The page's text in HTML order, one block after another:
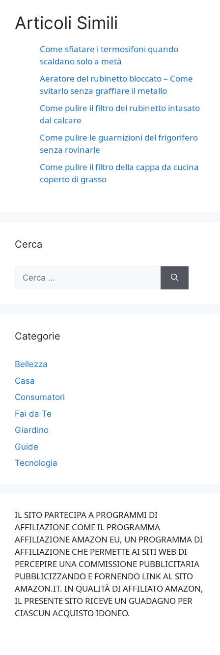
Articoli Simili
Come sfiatare i termosifoni quando
scaldano solo a metà
Aeratore del rubinetto bloccato – Come
svitarlo senza graffiare il metallo
Come pulire il filtro del rubinetto intasato
dal calcare
Come pulire le guarnizioni del frigorifero
senza rovinarle
Come pulire il filtro della cappa da cucina
coperto di grasso
Cerca
Ricerca
Categorie
Bellezza
Casa
Consumatori
Fai da Te
Giardino
Guide
Tecnologia
IL SITO PARTECIPA A PROGRAMMI DI
AFFILIAZIONE COME IL PROGRAMMA
AFFILIAZIONE AMAZON EU, UN PROGRAMMA DI
AFFILIAZIONE CHE PERMETTE AI SITI WEB DI
PERCEPIRE UNA COMMISSIONE PUBBLICITARIA
PUBBLICIZZANDO E FORNENDO LINK AL SITO
AMAZON.IT. IN QUALITÀ DI AFFILIATO AMAZON,
IL PRESENTE SITO RICEVE UN GUADAGNO PER
CIASCUN ACQUISTO IDONEO.